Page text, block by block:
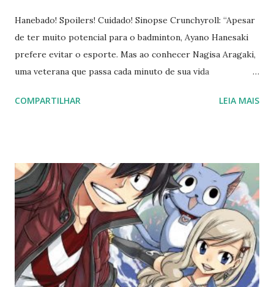
Hanebado! Spoilers! Cuidado! Sinopse Crunchyroll: “Apesar
de ter muito potencial para o badminton, Ayano Hanesaki
prefere evitar o esporte. Mas ao conhecer Nagisa Aragaki,
uma veterana que passa cada minuto de sua vida
Motivada por seu treinador Tachibana Kentarou, Ayano e
inspirada em um esporte chamado badminton. Eu não
imaginei que veria uma animação assim e, muito menos, que
eu gostaria tanto dela. A estrutura é diferente do que
estamos acostumados com animações do gênero. Em
gêneros assim, muitas vezes, acompanhamos a chegada de
um personagem iniciante que vai descobrindo segredos e
vai se apaixonando pelo esporte, ou a chegada de um
COMPARTILHAR LEIA MAIS